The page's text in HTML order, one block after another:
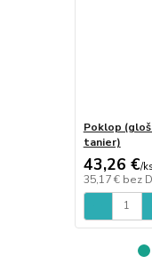
Poklop
tanier)
43,26 €/ks
35,17 € bez